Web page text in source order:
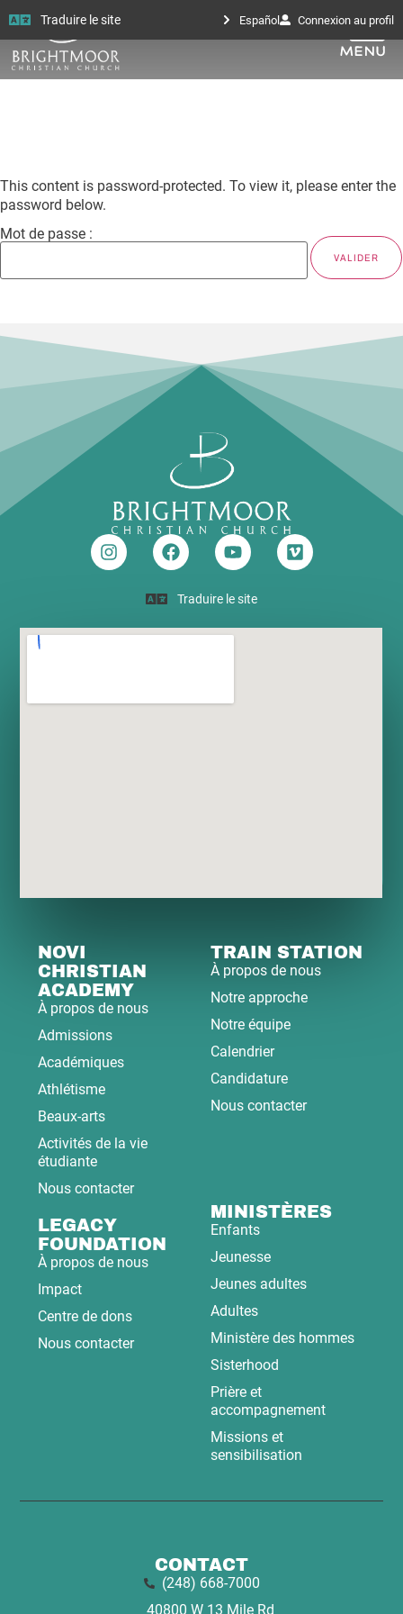
Traduire le site Español Connexion au profil
This content is password-protected. To view it, please enter the
password below.
Mot de passe :
Traduire le site
NOVI
CHRISTIAN
ACADEMY
À propos de nous
Admissions
Académiques
Athlétisme
Beaux-arts
Activités de la vie
étudiante
Nous contacter
TRAIN STATION
À propos de nous
Notre approche
Notre équipe
Calendrier
Candidature
Nous contacter
LEGACY
FOUNDATION
À propos de nous
Impact
Centre de dons
Nous contacter
MINISTÈRES
Enfants
Jeunesse
Jeunes adultes
Adultes
Ministère des hommes
Sisterhood
Prière et
accompagnement
Missions et
sensibilisation
CONTACT
(248) 668-7000
40800 W 13 Mile Rd